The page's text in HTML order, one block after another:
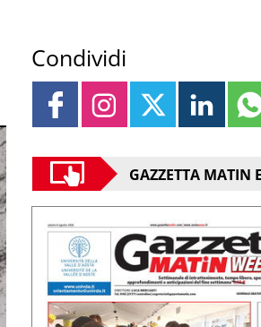
Condividi
GAZZETTA MATIN